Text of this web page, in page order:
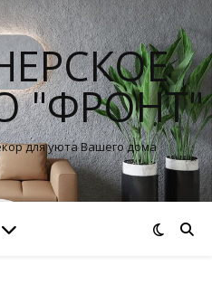
"ФРОНТ"
для уюта Вашего дома